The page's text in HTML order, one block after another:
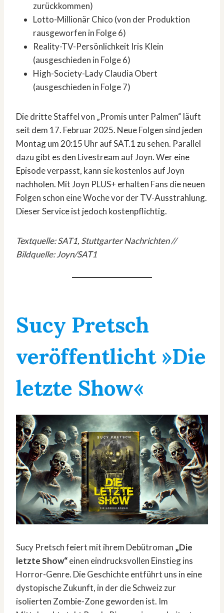
zurückkommen)
Lotto-Millionär Chico (von der Produktion
rausgeworfen in Folge 6)
Reality-TV-Persönlichkeit Iris Klein
(ausgeschieden in Folge 6)
High-Society-Lady Claudia Obert
(ausgeschieden in Folge 7)
Die dritte Staffel von „Promis unter Palmen“ läuft
seit dem 17. Februar 2025. Neue Folgen sind jeden
Montag um 20:15 Uhr auf SAT.1 zu sehen. Parallel
dazu gibt es den Livestream auf Joyn. Wer eine
Episode verpasst, kann sie kostenlos auf Joyn
nachholen. Mit Joyn PLUS+ erhalten Fans die neuen
Folgen schon eine Woche vor der TV-Ausstrahlung.
Dieser Service ist jedoch kostenpflichtig.
Textquelle: SAT1, Stuttgarter Nachrichten //
Bildquelle: Joyn/SAT1
Sucy Pretsch
veröffentlicht »Die
letzte Show«
Sucy Pretsch feiert mit ihrem Debütroman „Die
letzte Show“einen eindrucksvollen Einstieg ins
Horror-Genre. Die Geschichte entführt uns in eine
dystopische Zukunft, in der die Schweiz zur
isolierten Zombie-Zone geworden ist. Im